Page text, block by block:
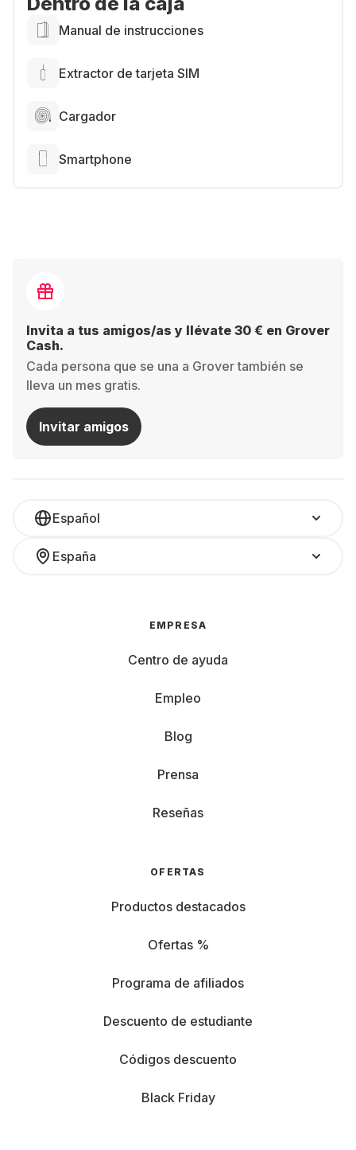
Manual de instrucciones
Extractor de tarjeta SIM
Cargador
Smartphone
Invita a tus amigos/as y llévate 30 € en Grover
Cash.
Cada persona que se una a Grover también se
lleva un mes gratis.
Invitar amigos
Español
España
EMPRESA
Centro de ayuda
Empleo
Blog
Prensa
Reseñas
OFERTAS
Productos destacados
Ofertas %
Programa de afiliados
Descuento de estudiante
Códigos descuento
Black Friday